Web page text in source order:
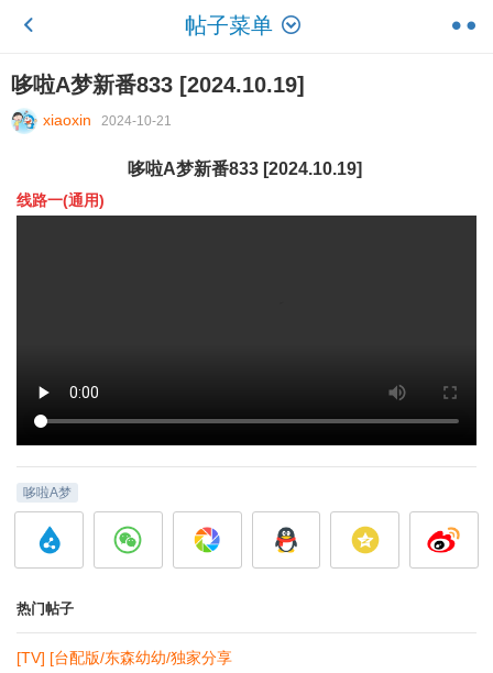
帖子菜单
哆啦A梦新番833 [2024.10.19]
xiaoxin 2024-10-21
哆啦A梦新番833 [2024.10.19]
线路一(通用)
哆啦A梦
热门帖子
[TV] [台配版/东森幼幼/独家分享